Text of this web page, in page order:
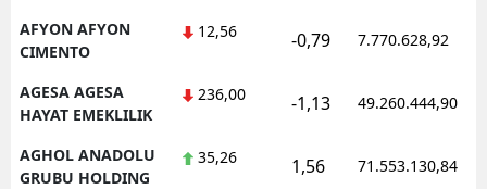
Mersin
Kars
AFYON AFYON
CIMENTO
12,56 -0,79 7.770.628,92
AGESA AGESA
HAYAT EMEKLILIK
236,00 -1,13 49.260.444,90
AGHOL ANADOLU
GRUBU HOLDING
35,26 1,56 71.553.130,84